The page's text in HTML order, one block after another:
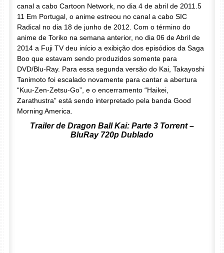
canal a cabo Cartoon Network, no dia 4 de abril de 2011.5
11 Em Portugal, o anime estreou no canal a cabo SIC
Radical no dia 18 de junho de 2012. Com o término do
anime de Toriko na semana anterior, no dia 06 de Abril de
2014 a Fuji TV deu início a exibição dos episódios da Saga
Boo que estavam sendo produzidos somente para
DVD/Blu-Ray. Para essa segunda versão do Kai, Takayoshi
Tanimoto foi escalado novamente para cantar a abertura
“Kuu-Zen-Zetsu-Go”, e o encerramento “Haikei,
Zarathustra” está sendo interpretado pela banda Good
Morning America.
Trailer de Dragon Ball Kai: Parte 3 Torrent –
BluRay 720p Dublado